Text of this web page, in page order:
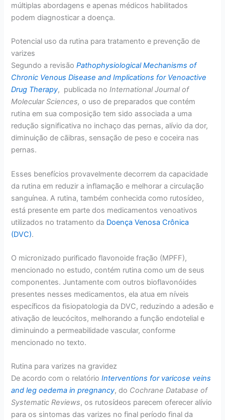
múltiplas abordagens e apenas médicos habilitados
podem diagnosticar a doença.
Potencial uso da rutina para tratamento e prevenção de
varizes
Segundo a revisãoPathophysiological Mechanisms of
Chronic Venous Disease and Implications for Venoactive
Drug Therapy, publicada noInternational Journal of
Molecular Sciences, o uso de preparados que contém
rutina em sua composição tem sido associada a uma
redução significativa no inchaço das pernas, alívio da dor,
diminuição de cãibras, sensação de peso e coceira nas
pernas.
Esses benefícios provavelmente decorrem da capacidade
da rutina em reduzir a inflamação e melhorar a circulação
sanguínea. A rutina, também conhecida como rutosídeo,
está presente em parte dos medicamentos venoativos
utilizados no tratamento da Doença Venosa Crônica
(DVC).
O micronizado purificado flavonoide fração (MPFF),
mencionado no estudo, contém rutina como um de seus
componentes. Juntamente com outros bioflavonóides
presentes nesses medicamentos, ela atua em níveis
específicos da fisiopatologia da DVC, reduzindo a adesão e
ativação de leucócitos, melhorando a função endotelial e
diminuindo a permeabilidade vascular, conforme
mencionado no texto.
Rutina para varizes na gravidez
De acordo com o relatórioInterventions for varicose veins
and leg oedema in pregnancy, do Cochrane Database of
Systematic Reviews, os rutosídeos parecem oferecer alívio
para os sintomas das varizes no final período final da